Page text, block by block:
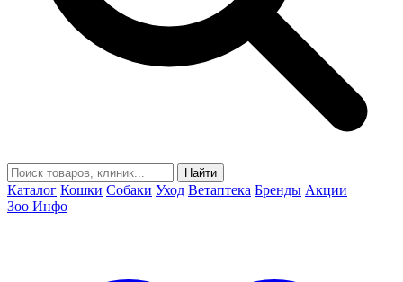
Найти
Каталог Кошки Собаки Уход Ветаптека Бренды Акции
Зоо Инфо